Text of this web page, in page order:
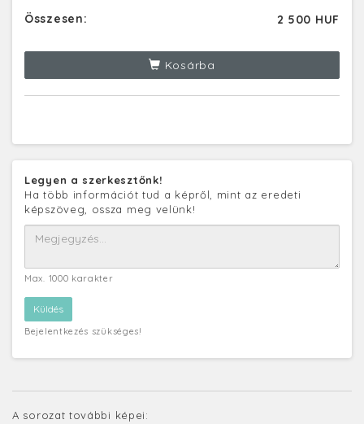
Összesen: 2 500 HUF
Kosárba
Legyen a szerkesztőnk!
Ha több információt tud a képről, mint az eredeti
képszöveg, ossza meg velünk!
Max. 1000 karakter
Bejelentkezés szükséges!
A sorozat további képei: